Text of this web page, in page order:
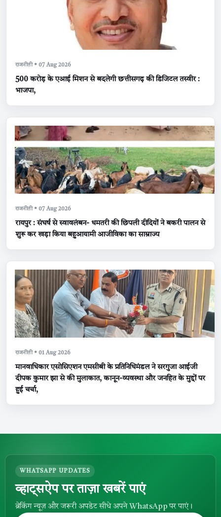
राजनीती • 07 Aug 2026
500 करोड़ के एआई मिशन से बदलेगी छत्तीसगढ़ की डिजिटल तस्वीर :
भाजपा,
राजनीती • 07 Aug 2026
रायपुर : संघर्ष से स्वावलंबन- धमतरी की छिपली दीदियों ने बकरी पालन से
शुरू कर खड़ा किया बहुआयामी आजीविका का साम्राज्य
राजनीती • 01 Aug 2026
मानवाधिकार एसोसिएशन एमसीबी के प्रतिनिधिमंडल ने सरगुजा आईजी
दीपक कुमार झा से की मुलाकात, कानून-व्यवस्था और जनहित के मुद्दों पर
हुई चर्चा,
WHATSAPP UPDATES
व्हाट्सऐप पर ताज़ा खबरें पाएं
ब्रेकिंग न्यूज़ और जरूरी अपडेट सीधे अपने WhatsApp पर पाएं।